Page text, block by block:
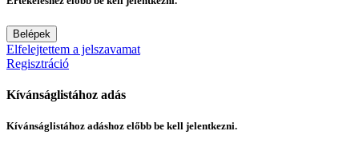
Belépek
Elfelejtettem a jelszavamat
Regisztráció
Kívánságlistához adás
Kívánságlistához adáshoz előbb be kell jelentkezni.